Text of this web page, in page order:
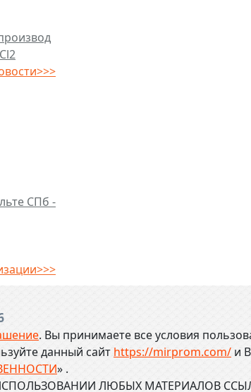
СПб -
. Вы принимаете все условия
данный сайт https://mirprom.com/ и
» .
ЛЮБЫХ МАТЕРИАЛОВ